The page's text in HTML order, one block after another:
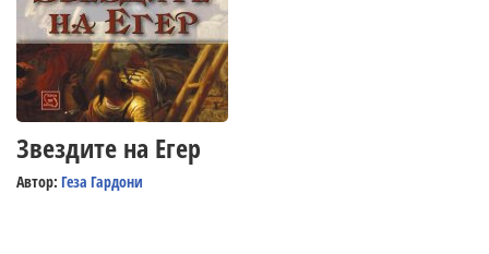
Звездите на Егер
Автор: Геза Гардони